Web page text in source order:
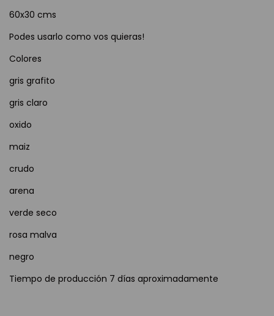
60x30 cms
Podes usarlo como vos quieras!
Colores
gris grafito
gris claro
oxido
maiz
crudo
arena
verde seco
rosa malva
negro
Tiempo de producción 7 días aproximadamente